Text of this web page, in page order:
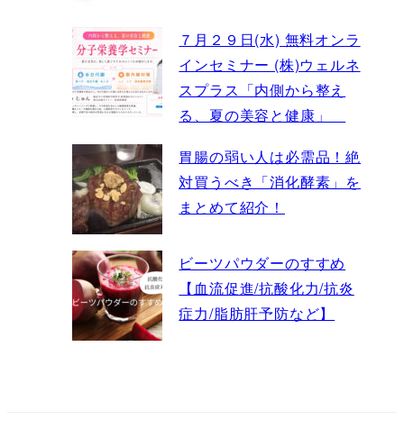
７月２９日(水) 無料オンラ
インセミナー (株)ウェルネ
スプラス「内側から整え
る、夏の美容と健康」
胃腸の弱い人は必需品！絶
対買うべき「消化酵素」を
まとめて紹介！
ビーツパウダーのすすめ
【血流促進/抗酸化力/抗炎
症力/脂肪肝予防など】